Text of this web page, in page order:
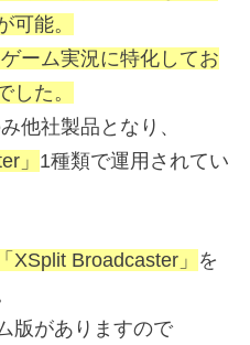
可能。
ーム実況に特化してお
した。
他社製品となり、
」 1種類で運用されてい
「XSplit Broadcaster」 を
版がありますので